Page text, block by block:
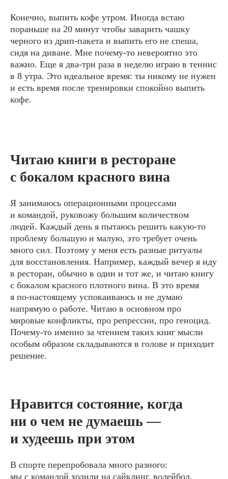
Конечно, выпить кофе утром. Иногда встаю
пораньше на 20 минут чтобы заварить чашку
черного из дрип-пакета и выпить его не спеша,
сидя на диване. Мне почему-то невероятно это
важно. Еще я два-три раза в неделю играю в теннис
в 8 утра. Это идеальное время: ты никому не нужен
и есть время после тренировки спокойно выпить
кофе.
Читаю книги в ресторане
с бокалом красного вина
Я занимаюсь операционными процессами
и командой, руковожу большим количеством
людей. Каждый день я пытаюсь решить какую-то
проблему большую и малую, это требует очень
много сил. Поэтому у меня есть разные ритуалы
для восстановления. Например, каждый вечер я иду
в ресторан, обычно в один и тот же, и читаю книгу
с бокалом красного плотного вина. В это время
я по-настоящему успокаиваюсь и не думаю
напрямую о работе. Читаю в основном про
мировые конфликты, про репрессии, про геноцид.
Почему-то именно за чтением таких книг мысли
особым образом складываются в голове и приходит
решение.
Нравится состояние, когда
ни о чем не думаешь ―
и худеешь при этом
В спорте перепробовала много разного:
мы с командой ходили на сайклинг, волейбол,
Не могу сказать, что я